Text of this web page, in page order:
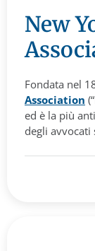
New
Fondata nel
Association
ed è la più
degli avvocati